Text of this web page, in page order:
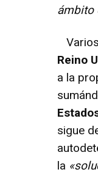
ámbito
Reino
a la
sigue
la